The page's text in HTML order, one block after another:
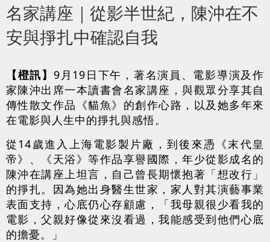
名家講座｜從影半世紀，陳沖在不
安與掙扎中確認自我
【橙訊】 9月19日下午，著名演員、電影導演及作
家陳沖出席一本讀書會名家講座，與觀眾分享其自
傳性散文作品《貓魚》的創作心路，以及她多年來
在電影與人生中的掙扎與感悟。
從14歲進入上海電影製片廠，到後來憑《末代皇
帝》、《天浴》等作品享譽國際，年少從影成名的
陳沖在講座上坦言，自己曾長期懷抱著「想改行」
的掙扎。因為她出身醫生世家，家人對其演藝事業
表面支持，心底仍心存顧慮，「我母親很少看我的
電影，父親好像從來沒看過，我能感受到他們心底
的擔憂。」